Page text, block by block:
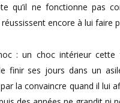
qu’il ne fonctionne pas
encore à lui faire
: un choc intérieur
finir ses jours dans un
la convaincre quand il lui